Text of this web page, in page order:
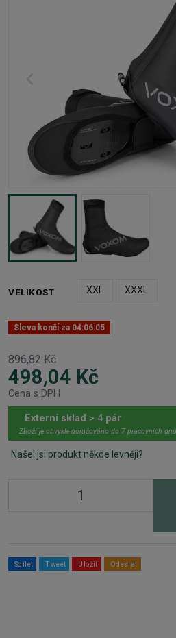
VELIKOST XXL XXXL
Sleva končí za 04:06:04
896,82 Kč
498,04 Kč
Cena s DPH
Externí sklad > 4 pár
Zboží je obvykle doručováno do 7 pracovních
Našel jsi produkt někde levněji?
Sdílet Tweet Uložit Odeslat